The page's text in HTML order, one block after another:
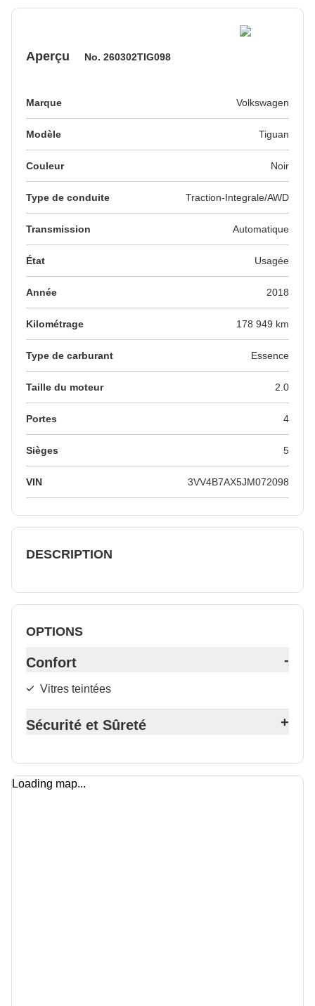
Aperçu No. 260302TIG098
Marque Volkswagen
Modèle Tiguan
Couleur noir
Type de conduite Traction-Integrale/AWD
Transmission Automatique
État Usagée
Année 2018
Kilométrage 178 949 km
Type de carburant Essence
Taille du moteur 2.0
Portes 4
Sièges 5
VIN 3VV4B7AX5JM072098
DESCRIPTION
OPTIONS
Confort -
Vitres teintées
Sécurité et Sûreté +
Loading map...